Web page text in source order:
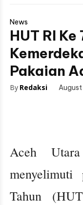
News
HUT RI
Pakaian
By Redaksi
Aceh
Tahun